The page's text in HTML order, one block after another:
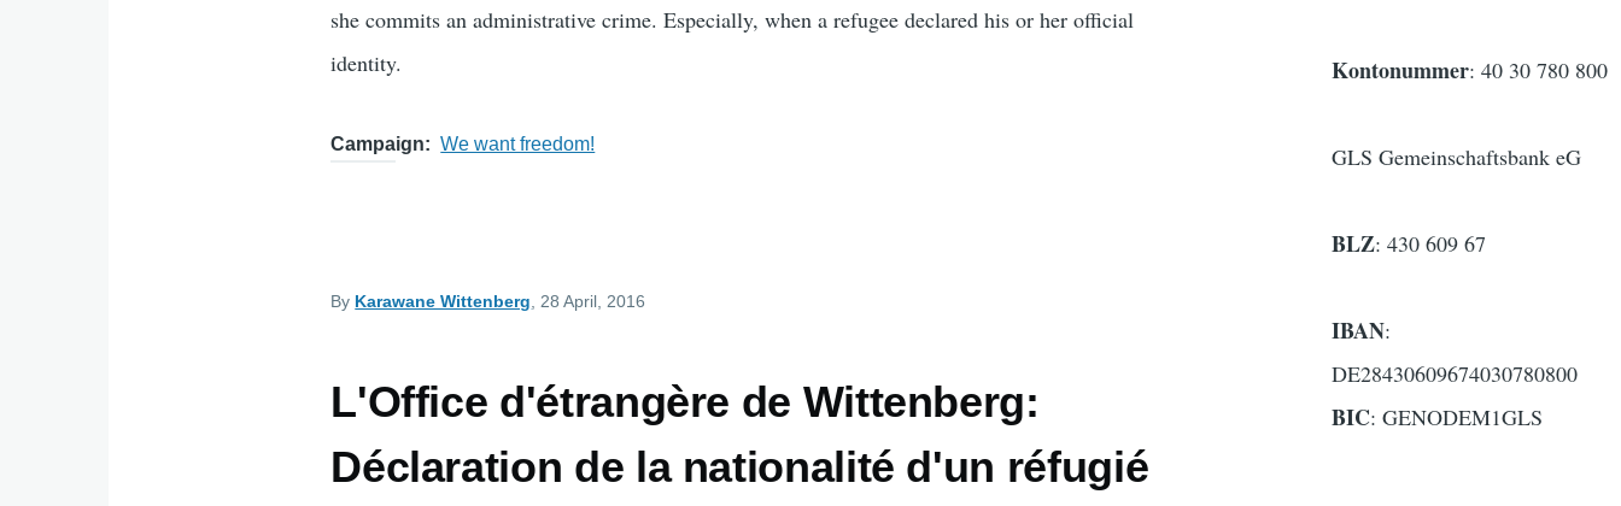
she commits an administrative crime. Especially, when a refugee declared his or her official
identity.
Campaign We want freedom!
By Karawane Wittenberg, 28 April, 2016
L'Office d'étrangère de Wittenberg:
Déclaration de la nationalité d'un réfugié
Kontonummer: 40 30 780 800
GLS Gemeinschaftsbank eG
BLZ: 430 609 67
IBAN:
DE28430609674030780800
BIC: GENODEM1GLS